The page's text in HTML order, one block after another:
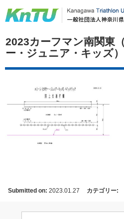
2023カーフマン南関東
ー・ジュニア・キッズ）
Submitted on: 2023.01.27 カテゴリー: